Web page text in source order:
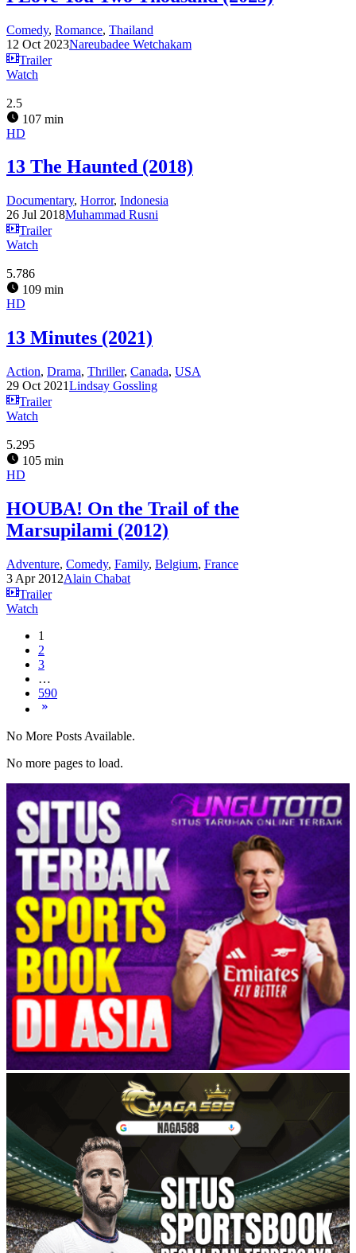
Comedy, Romance, Thailand
12 Oct 2023Nareubadee Wetchakam
Trailer
Watch
2.5
107 min
HD
13 The Haunted (2018)
Documentary, Horror, Indonesia
26 Jul 2018Muhammad Rusni
Trailer
Watch
5.786
109 min
HD
13 Minutes (2021)
Action, Drama, Thriller, Canada, USA
29 Oct 2021Lindsay Gossling
Trailer
Watch
5.295
105 min
HD
HOUBA! On the Trail of the
Marsupilami (2012)
Adventure, Comedy, Family, Belgium, France
3 Apr 2012Alain Chabat
Trailer
Watch
1
2
3
…
590
No More Posts Available.
No more pages to load.